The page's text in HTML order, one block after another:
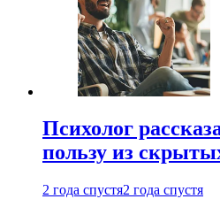
Психолог
пользу из
2 года спустя2 года спустя